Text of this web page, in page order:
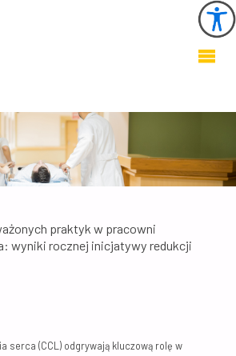
praktyk w pracowni
wyniki rocznej inicjatywy redukcji
serca (CCL) odgrywają kluczową rolę w